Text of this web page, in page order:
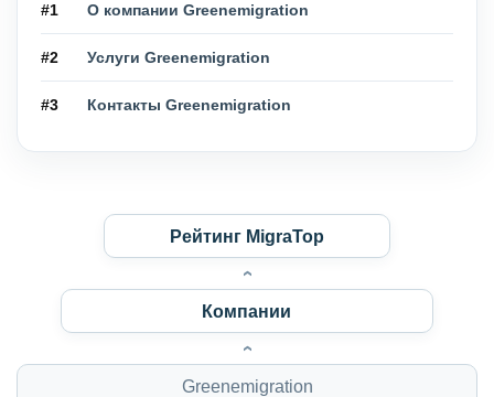
#1 О компании Greenemigration
#2 Услуги Greenemigration
#3 Контакты Greenemigration
Рейтинг MigraTop
Компании
Greenemigration